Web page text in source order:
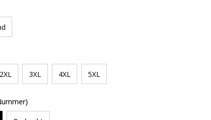
2XL 3XL 4XL 5XL